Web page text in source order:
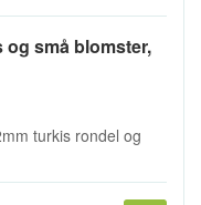
små blomster,
turkis rondel og